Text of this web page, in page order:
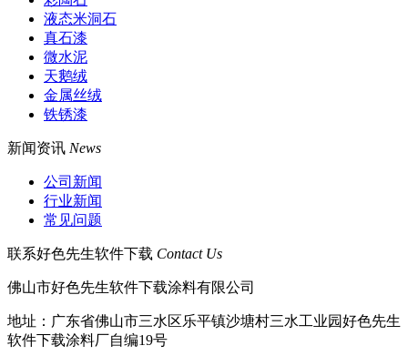
液态米洞石
真石漆
微水泥
天鹅绒
金属丝绒
铁锈漆
新闻资讯 News
公司新闻
行业新闻
常见问题
联系好色先生软件下载 Contact Us
佛山市好色先生软件下载涂料有限公司
地址：广东省佛山市三水区乐平镇沙塘村三水工业园好色先生
软件下载涂料厂自编19号